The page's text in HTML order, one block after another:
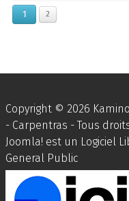
1 2
Copyright © 2026
- Carpentras - Tous
Joomla! est un Logiciel
General Public